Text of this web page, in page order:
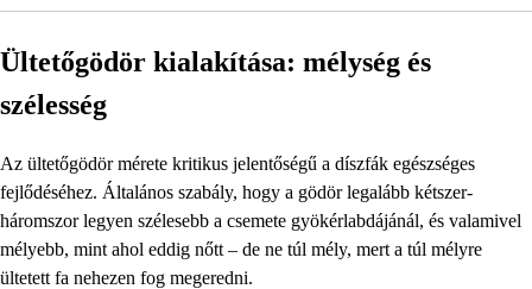
Ültetőgödör kialakítása: mélység és
szélesség
Az ültetőgödör mérete kritikus jelentőségű a díszfák egészséges
fejlődéséhez. Általános szabály, hogy a gödör legalább kétszer-
háromszor legyen szélesebb a csemete gyökérlabdájánál, és valamivel
mélyebb, mint ahol eddig nőtt – de ne túl mély, mert a túl mélyre
ültetett fa nehezen fog megeredni.